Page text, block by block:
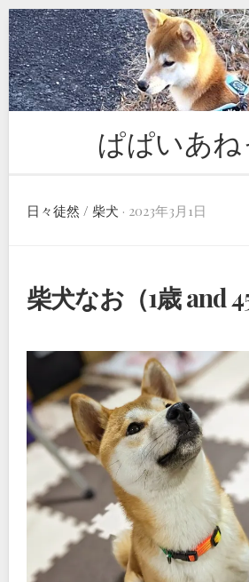
Skip
to
content
ぱぱいあね
日々徒然 / 柴犬 · 2023年3月1日
柴犬なお（1歳 and